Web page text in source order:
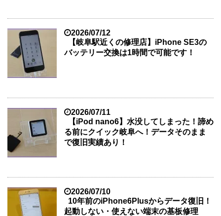
2026/07/12
【岐阜駅近くの修理店】iPhone SE3の
バッテリー交換は1時間で可能です！
2026/07/11
【iPod nano6】水没してしまった！諦め
る前にクイック岐阜へ！データそのまま
で復旧実績あり！
2026/07/10
10年前のiPhone6Plusからデータ復旧！
起動しない・使えない端末の基板修理